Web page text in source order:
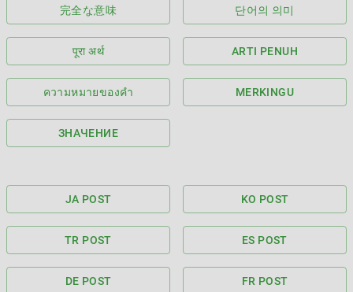
完全な意味 단어의 의미
पूरा अर्थ ARTI PENUH
ความหมายของคำ MERKINGU
ЗНАЧЕНИЕ
JA POST KO POST
TR POST ES POST
DE POST FR POST